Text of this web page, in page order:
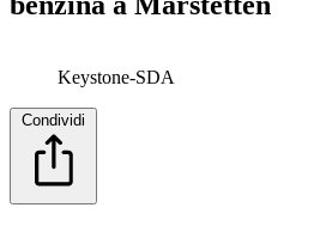
Keystone-SDA
Condividi